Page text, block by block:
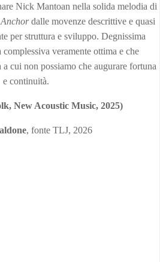
Nick Mantoan nella solida melodia di
dalle movenze descrittive e quasi
per struttura e sviluppo. Degnissima
veramente ottima e che
cui non possiamo che augurare fortuna
e continuità.
New Acoustic Music, 2025)
, fonte TLJ, 2026